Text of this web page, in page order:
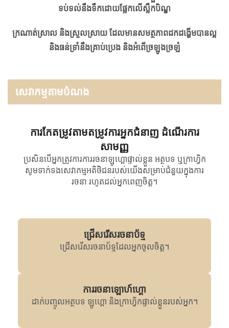
ទប់​ទល់​នឹង​ទឹក​ដោយ​ផ្អែក​លើ​ស្លឹក​បិណ្ឌ
ក្រណាត់ស្រាល និងស្រួលស្រាយ ដែលមានសមត្ថភាពដកដង្ហើមបានល្អ
និងធន់ទ្រាំនឹងគ្រាប់ប្រេង និងអំពើច្រឡូងច្រឡំ
សេវាកម្មតាមបំណង
ការកែតម្រូវតាមតម្រូវការអ្នកជំនាញ ដំណើរការ
សាមញ្ញ
ប្រសិនបើអ្នកត្រូវការការរចនាឡូហ្គោផ្ទាល់ខ្លួន អត្ថបទ ឬក្រាហ្វិក
សូមទាក់ទងសេវាកម្មអតិថិជនរបស់យើងសម្រាប់ជំនួយក្នុងការ
រចនា រហូតដល់អ្នកពេញចិត្ត។
ជ្រើសរើសរចនាប័ទ្ម
ជ្រើសរើសរចនាប័ទ្មដែលអ្នកចូលចិត្ត។
ការរចនាឡោហ៍ហ្គោ
ដាក់បញ្ចូលអត្ថបទ ឡូហ្គោ និងក្រាហ្វិកផ្ទាល់ខ្លួនរបស់អ្នក។